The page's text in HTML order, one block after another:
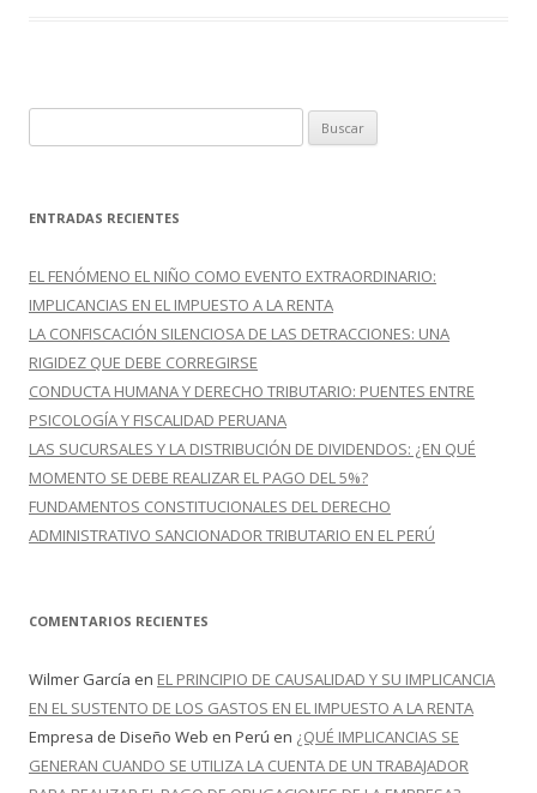
u
c
r
:
ENTRADAS RECIENTES
EL FENÓMENO EL NIÑO COMO EVENTO EXTRAORDINARIO:
IMPLICANCIAS EN EL IMPUESTO A LA RENTA
LA CONFISCACIÓN SILENCIOSA DE LAS DETRACCIONES: UNA
RIGIDEZ QUE DEBE CORREGIRSE
CONDUCTA HUMANA Y DERECHO TRIBUTARIO: PUENTES ENTRE
PSICOLOGÍA Y FISCALIDAD PERUANA
LAS SUCURSALES Y LA DISTRIBUCIÓN DE DIVIDENDOS: ¿EN QUÉ
MOMENTO SE DEBE REALIZAR EL PAGO DEL 5%?
FUNDAMENTOS CONSTITUCIONALES DEL DERECHO
ADMINISTRATIVO SANCIONADOR TRIBUTARIO EN EL PERÚ
COMENTARIOS RECIENTES
Wilmer García en EL PRINCIPIO DE CAUSALIDAD Y SU IMPLICANCIA
EN EL SUSTENTO DE LOS GASTOS EN EL IMPUESTO A LA RENTA
Empresa de Diseño Web en Perú en ¿QUÉ IMPLICANCIAS SE
GENERAN CUANDO SE UTILIZA LA CUENTA DE UN TRABAJADOR